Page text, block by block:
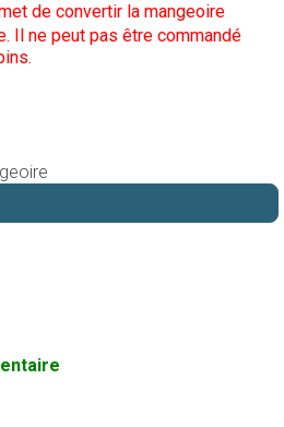
de convertir la mangeoire
Il ne peut pas être commandé